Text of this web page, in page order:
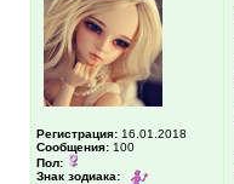
Регистрация: 16.01.2018
Сообщения: 100
Пол:
Знак зодиака: